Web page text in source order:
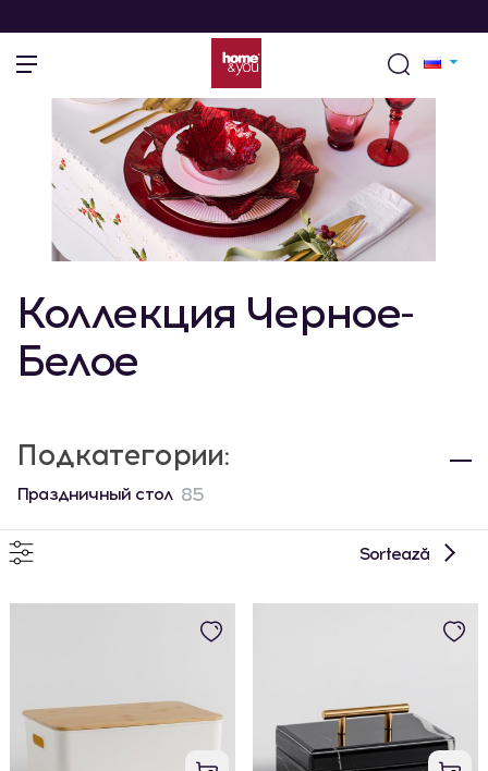
Коллекция Черное-
Белое
Подкатегории:
Праздничный стол 85
Sortează